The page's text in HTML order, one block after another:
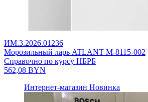
ИМ.3.2026.01236
Морозильный ларь ATLANT М-8115-002
Справочно по курсу НБРБ
562,08 BYN
Интернет-магазин Новинка